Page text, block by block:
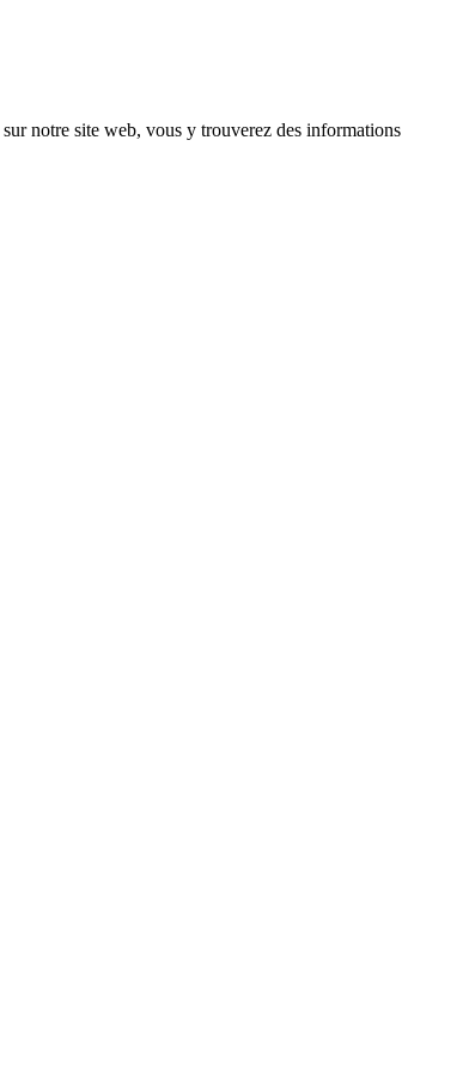
sur notre site web, vous y trouverez des informations